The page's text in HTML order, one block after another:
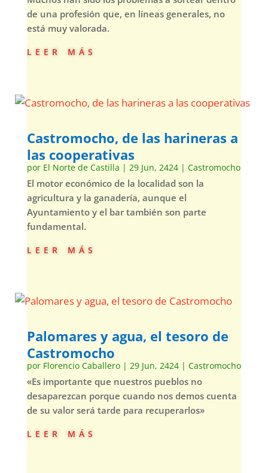
de una profesión que, en líneas generales, no
está muy valorada.
leer más
Castromocho, de las harineras a
las cooperativas
por El Norte de Castilla | 29 Jun, 2424| Castromocho
El motor económico de la localidad son la
agricultura y la ganadería, aunque el
Ayuntamiento y el bar también son parte
fundamental.
leer más
Palomares y agua, el tesoro de
Castromocho
por Florencio Caballero| 29 Jun, 2424| Castromocho
«Es importante que nuestros pueblos no
desaparezcan porque cuando nos demos cuenta
de su valor será tarde para recuperarlos»
leer más